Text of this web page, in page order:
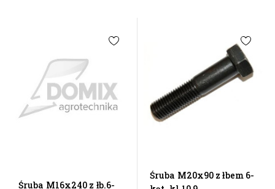
Śruba M16x240 z łb.6-
Śruba M20x90 z łbem 6-